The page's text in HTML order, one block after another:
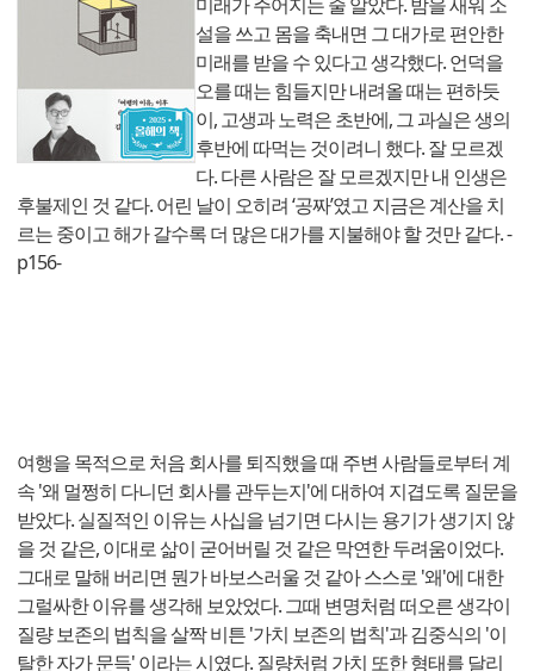
설을 쓰고 몸을 축내면 그 대가로 편안한
미래를 받을 수 있다고 생각했다. 언덕을
오를 때는 힘들지만 내려올 때는 편하듯
이, 고생과 노력은 초반에, 그 과실은 생의
후반에 따먹는 것이려니 했다. 잘 모르겠
다. 다른 사람은 잘 모르겠지만 내 인생은
후불제인 것 같다. 어린 날이 오히려 ‘공짜’였고 지금은 계산을 치
르는 중이고 해가 갈수록 더 많은 대가를 지불해야 할 것만 같다. -
p156-
여행을 목적으로 처음 회사를 퇴직했을 때 주변 사람들로부터 계
속 '왜 멀쩡히 다니던 회사를 관두는지'에 대하여 지겹도록 질문을
받았다. 실질적인 이유는 사십을 넘기면 다시는 용기가 생기지 않
을 것 같은, 이대로 삶이 굳어버릴 것 같은 막연한 두려움이었다.
그대로 말해 버리면 뭔가 바보스러울 것 같아 스스로 '왜'에 대한
그럴싸한 이유를 생각해 보았었다. 그때 변명처럼 떠오른 생각이
질량 보존의 법칙을 살짝 비튼 '가치 보존의 법칙'과 김중식의 '이
탈한 자가 문득' 이라는 시였다. 질량처럼 가치 또한 형태를 달리